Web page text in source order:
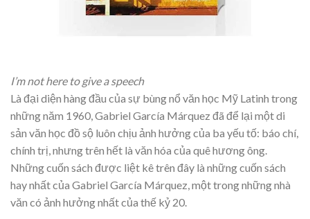
I’m not here to give a speech
Là đại diện hàng đầu của sự bùng nổ văn học Mỹ Latinh trong
những năm 1960, Gabriel García Márquez đã để lại một di
sản văn học đồ sộ luôn chịu ảnh hưởng của ba yếu tố: báo chí,
chính trị, nhưng trên hết là văn hóa của quê hương ông.
Những cuốn sách được liệt kê trên đây là những cuốn sách
hay nhất của Gabriel García Márquez, một trong những nhà
văn có ảnh hưởng nhất của thế kỷ 20.